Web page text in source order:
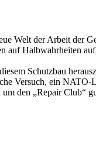
Welt der Arbeit der
auf Halbwahrheiten
Schutzbau
Versuch, ein NATO-
den „Repair Club“